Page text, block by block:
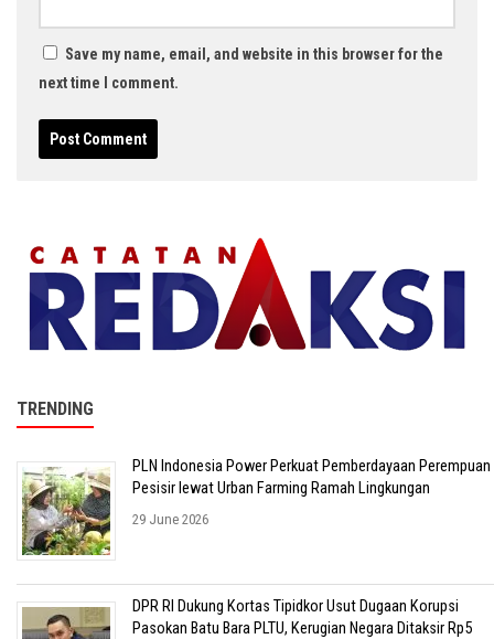
Save my name, email, and website in this browser for the
next time I comment.
TRENDING
PLN Indonesia Power Perkuat Pemberdayaan Perempuan
Pesisir lewat Urban Farming Ramah Lingkungan
29 June 2026
DPR RI Dukung Kortas Tipidkor Usut Dugaan Korupsi
Pasokan Batu Bara PLTU, Kerugian Negara Ditaksir Rp5